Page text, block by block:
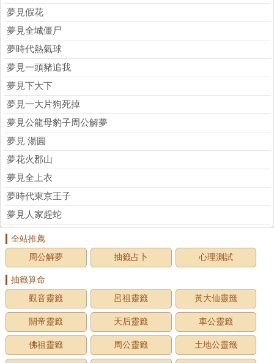
夢見假花
夢見全城僵尸
夢時代熱氣球
夢見一頭豬追我
夢見下大下
夢見一大片狗死掉
夢見公龍母豹子周公解夢
夢見 湯圓
夢花火郡山
夢見全上衣
夢時代東京王子
夢見人家趕蛇
全站推薦
周公解夢
抽籤占卜 心理測試
抽籤算命
觀音靈籤
呂祖靈籤 黃大仙靈籤
關帝靈籤 天后靈籤 車公靈籤
佛祖靈籤 周公靈籤 土地公靈籤